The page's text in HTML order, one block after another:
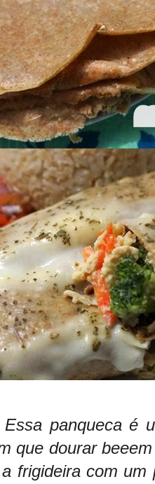
Essa panqueca é
que dourar
frigideira com um